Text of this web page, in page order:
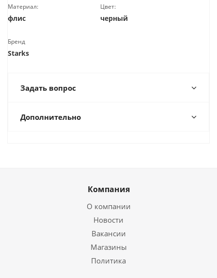
Материал:
флис
Цвет:
черный
Бренд
Starks
Задать вопрос
Дополнительно
Компания
О компании
Новости
Вакансии
Магазины
Политика